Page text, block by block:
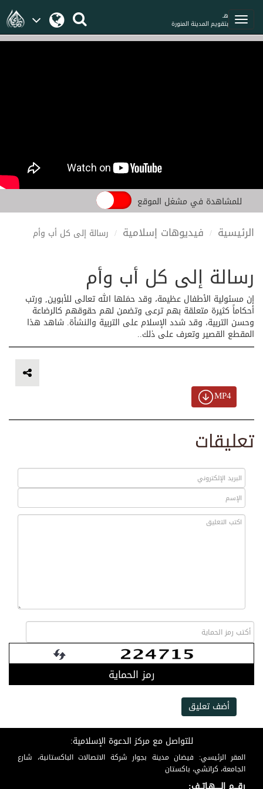
هـ
بتقويم المدينة المنورة
للمشاهدة في مشغل الموقع
الرئيسية فيديوهات إسلامية رسالة إلى كل أب وأم
رسالة إلى كل أب وأم
إن مسئولية الأطفال عظيمة، وقد حمَلها الله تعالى للأبوين, ورتب
أحكاماً كثيرة متعلقة بهم ترعى وتضمن لهم حقوقهم كالرضاعة
وحسن التربية، وقد شدد الإسلام على التربية والنشأة. شاهد هذا
المقطع القصير وتعرف على ذلك..
MP4
تعليقات
رمز الحماية
أضف تعليق
للتواصل مع مركز الدعوة الإسلامية:
المقر الرئيسي: فيضان مدينة بجوار شركة الاتصالات الباكستانية، شارع
الجامعة، كراتشي، باكستان